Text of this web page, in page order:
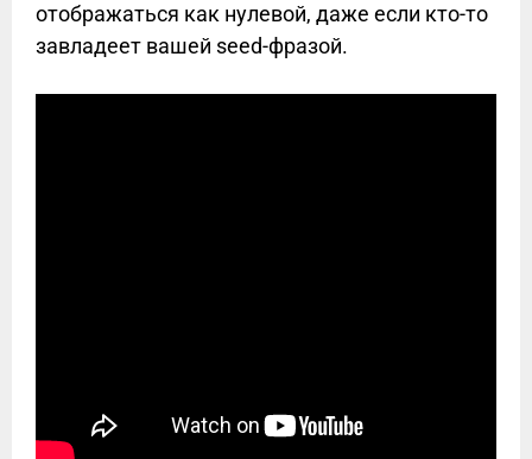
отображаться как нулевой, даже если кто-то
завладеет вашей seed-фразой.